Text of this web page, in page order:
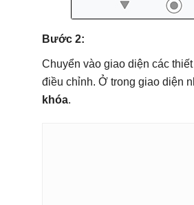
Bước 2:
Chuyển vào giao diện các
điều chỉnh. Ở trong giao diện
khóa.